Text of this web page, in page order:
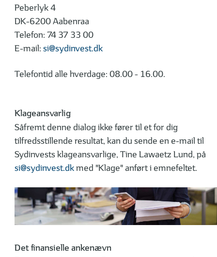
Peberlyk 4
DK-6200 Aabenraa
Telefon: 74 37 33 00
E-mail: si@sydinvest.dk
Telefontid alle hverdage: 08.00 - 16.00.
Klageansvarlig
Såfremt denne dialog ikke fører til et for dig
tilfredsstillende resultat, kan du sende en e-mail til
Sydinvests klageansvarlige, Tine Lawaetz Lund, på
si@sydinvest.dkmed "Klage" anført i emnefeltet.
Det finansielle ankenævn